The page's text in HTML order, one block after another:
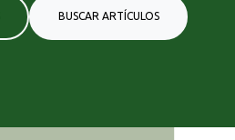
BUSCAR ARTÍCULOS